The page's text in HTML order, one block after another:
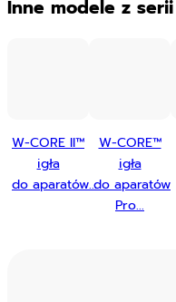
Inne modele z serii
W-CORE II™
igła
do aparatów...
W-CORE™
igła
do aparatów
Pro...